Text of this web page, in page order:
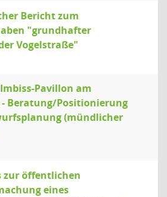
Bericht zum
"grundhafter
Vogelstraße"
Pavillon am
Beratung/Positionierung
(mündlicher
zur öffentlichen
eines